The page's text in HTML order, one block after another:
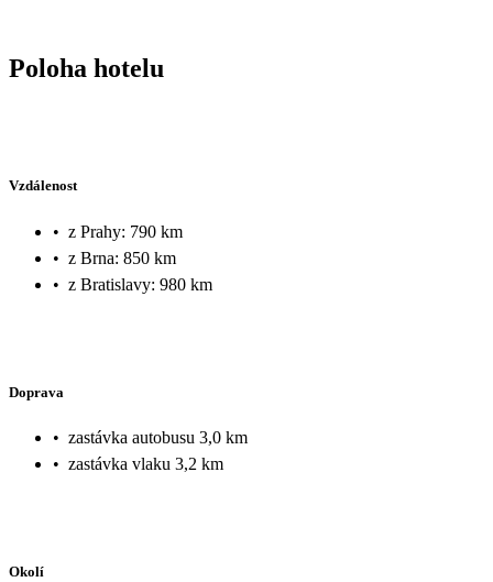
Poloha hotelu
Vzdálenost
• z Prahy: 790 km
• z Brna: 850 km
• z Bratislavy: 980 km
Doprava
• zastávka autobusu 3,0 km
• zastávka vlaku 3,2 km
Okolí